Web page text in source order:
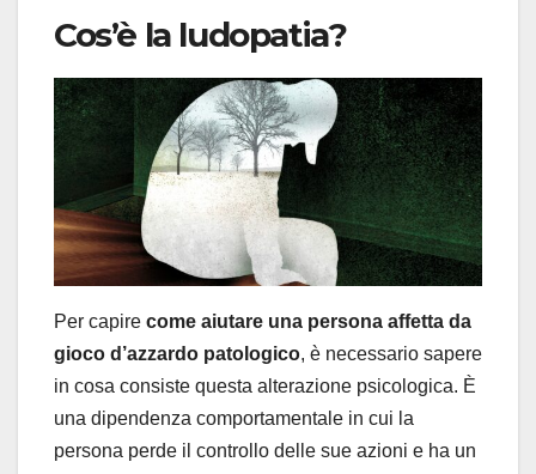
Cos’è la ludopatia?
Per capire come aiutare una persona affetta da
gioco d’azzardo patologico, è necessario sapere
in cosa consiste questa alterazione psicologica. È
una dipendenza comportamentale in cui la
persona perde il controllo delle sue azioni e ha un